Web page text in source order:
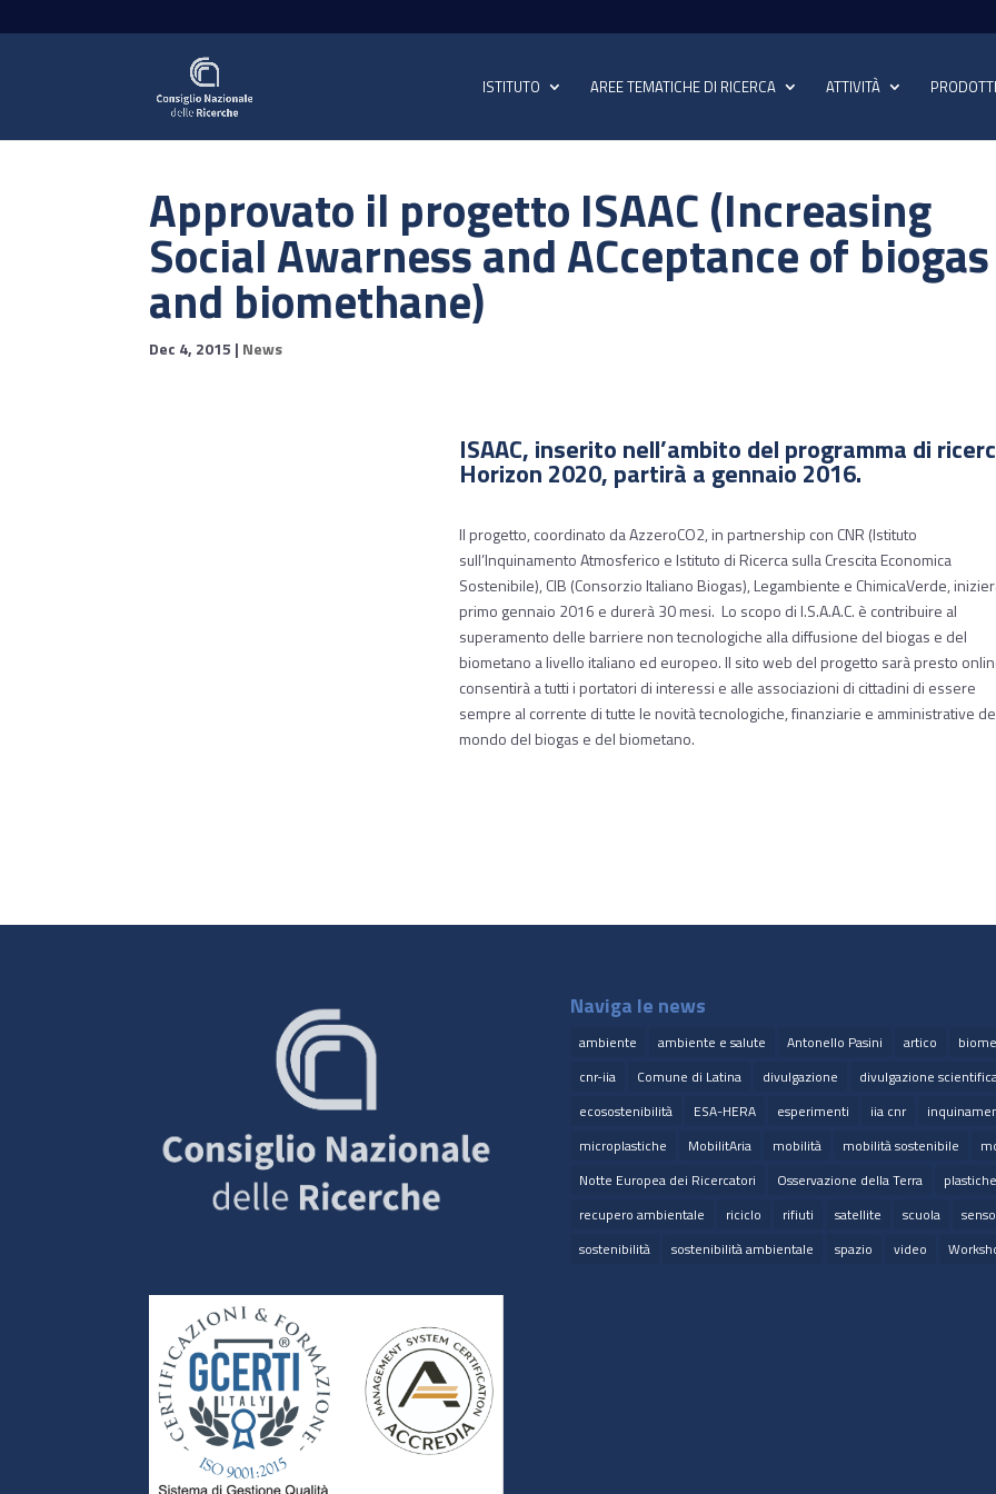
ISTITUTO AREE TEMATICHE DI RICERCA ATTIVITÀ PRODOTTI
Approvato il progetto ISAAC (Increasing
Social Awarness and ACceptance of biogas
and biomethane)
Dec 4, 2015 | News
ISAAC, inserito nell’ambito del programma di
Horizon 2020, partirà a gennaio 2016.
Il progetto, coordinato da AzzeroCO2, in partnership con CNR (Istituto
sull’Inquinamento Atmosferico e Istituto di Ricerca sulla Crescita Economica
Sostenibile), CIB (Consorzio Italiano Biogas), Legambiente e ChimicaVerde,
primo gennaio 2016 e durerà 30 mesi. Lo scopo di I.S.A.A.C. è contribuire al
superamento delle barriere non tecnologiche alla diffusione del biogas e del
biometano a livello italiano ed europeo. Il sito web del progetto sarà presto
consentirà a tutti i portatori di interessi e alle associazioni di cittadini di essere
sempre al corrente di tutte le novità tecnologiche, finanziarie e amministrative
mondo del biogas e del biometano.
Naviga le news
ambiente ambiente e salute Antonello Pasini artico
cnr-iia
Comune di Latina divulgazione divulgazione
ecosostenibilità
ESA-HERA esperimenti iia cnr
microplastiche
MobilitAria mobilità mobilità sostenibile
Notte Europea dei Ricercatori
Osservazione della Terra
recupero ambientale
riciclo rifiuti satellite scuola
sostenibilità
sostenibilità ambientale spazio video